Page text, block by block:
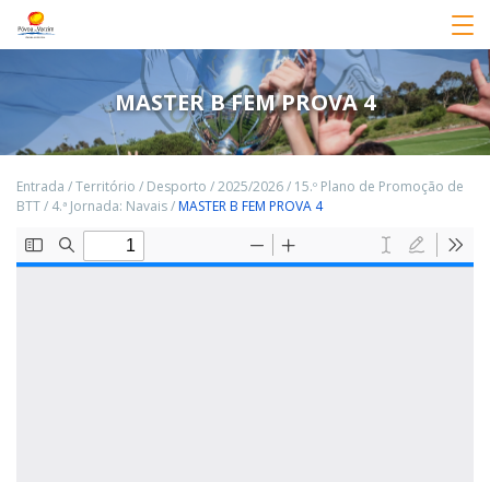
MASTER B FEM PROVA 4
Entrada /Território / Desporto /2025/2026/ 15.º Plano de Promoção de
BTT/ 4.ª Jornada: Navais/MASTER B FEM PROVA 4